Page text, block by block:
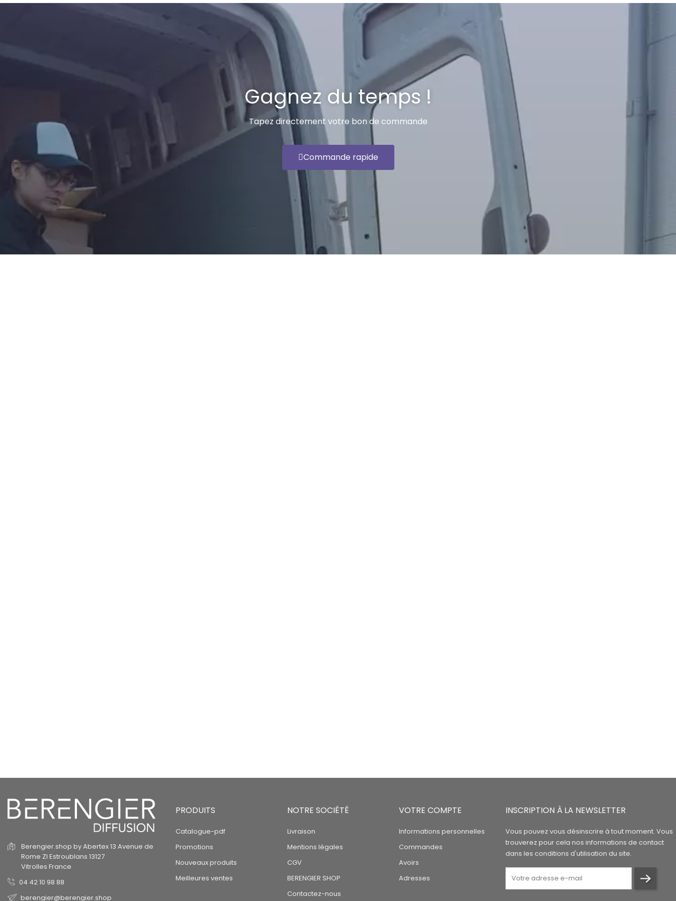
Gagnez du temps !
Tapez directement votre bon de commande
Commande rapide
Berengier.shop by Abertex13 Avenue de
Rome ZI Estroublans 13127
Vitrolles France
04 42 10 98 88
berengier@berengier.shop
PRODUITS
Catalogue-pdf
Promotions
Nouveaux produits
Meilleures ventes
NOTRE SOCIÉTÉ
Livraison
Mentions légales
CGV
BERENGIER SHOP
Contactez-nous
VOTRE COMPTE
Informations personnelles
Commandes
Avoirs
Adresses
INSCRIPTION À LA NEWSLETTER
Vous pouvez vous désinscrire à tout moment. Vous
trouverez pour cela nos informations de contact
dans les conditions d'utilisation du site.